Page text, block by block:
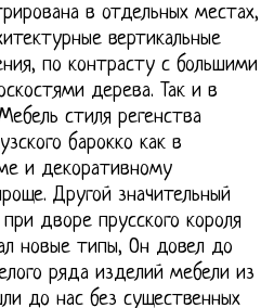
в отдельных местах,
вертикальные
по контрасту с большими
дерева. Так и в
стиля регенства
барокко как в
и декоративному
Другой значительный
дворе прусского короля
новые типы, Он довел до
ряда изделий мебели из
до нас без существенных